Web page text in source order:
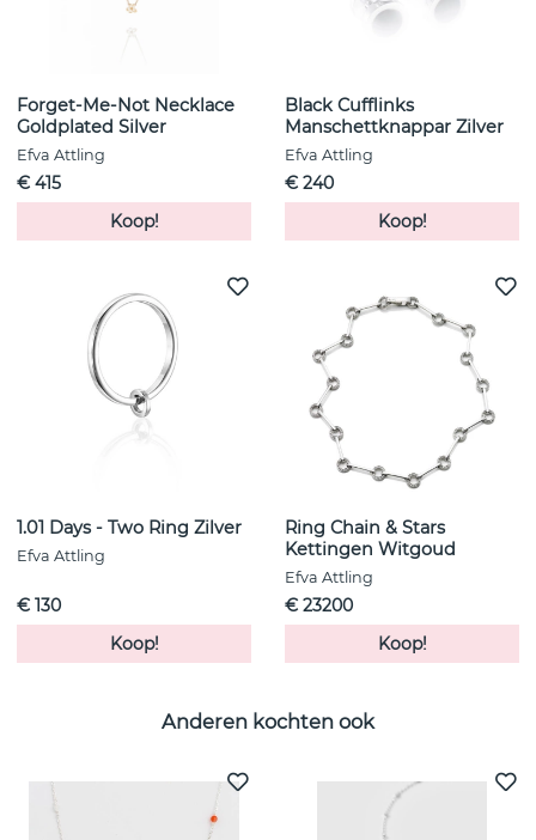
Forget-Me-Not Necklace
Goldplated Silver
Efva Attling
€ 415
Koop!
Black Cufflinks
Manschettknappar Zilver
Efva Attling
€ 240
Koop!
1.01 Days - Two Ring Zilver
Efva Attling
€ 130
Koop!
Ring Chain & Stars
Kettingen Witgoud
Efva Attling
€ 23200
Koop!
Anderen kochten ook
Alsjeblieft, 15%
korting!
Meld je hier aan voor onze nieuwsbrief en
E-mail :